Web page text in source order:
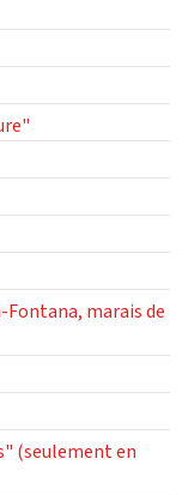
Fontana, marais de
(seulement en